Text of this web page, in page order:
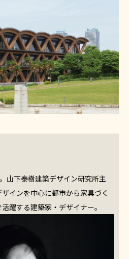
山下泰樹建築デザイン研究所主
インを中心に都市から家具づく
躍する建築家・デザイナー。